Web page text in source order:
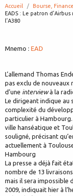
Accueil
Bourse, Finance
page:
EADS : Le patron
l’A380
Mnemo : EAD
L’allemand Thomas
pas exclu de nouveaux
d’une interviewà la
Le dirigeant indique au
complexité du
particulier à
ville hanséatique et
souligné, précisant
actuellement à
Hambourg
La presse a déjà fait
nombre de 13
mais il sera impossible
2009, indiquait hier à